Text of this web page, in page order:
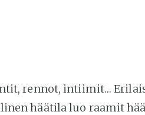
rennot, intiimit…
häätila luo raamit